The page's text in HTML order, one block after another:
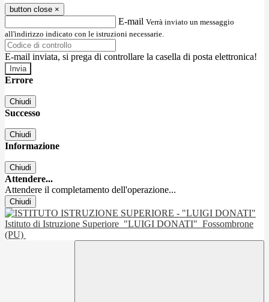
button close ×
E-mail Verrà inviato un messaggio
all'indirizzo indicato con le istruzioni necessarie.
E-mail inviata, si prega di controllare la casella di posta elettronica!
Errore
Chiudi
Successo
Chiudi
Informazione
Chiudi
Attendere...
Attendere il completamento dell'operazione...
Chiudi
Istituto di Istruzione Superiore "LUIGI DONATI" Fossombrone
(PU)